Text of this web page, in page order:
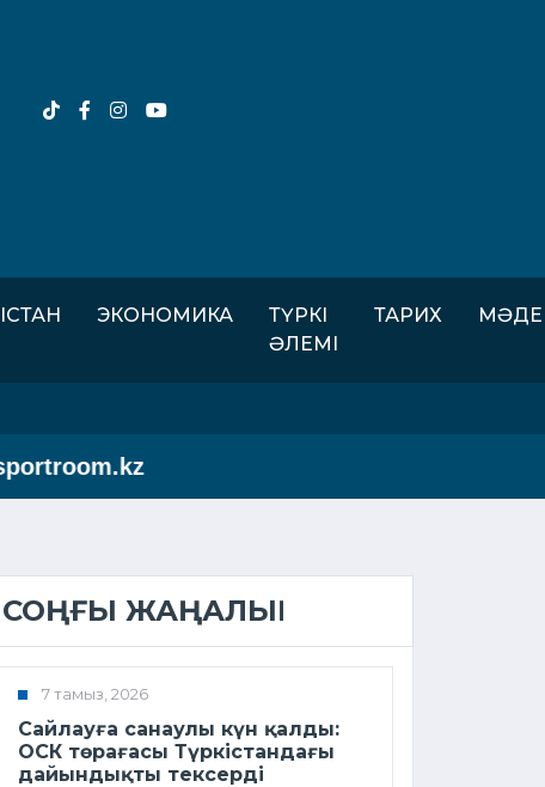
ЭКОНОМИКА
ТҮРКІ
ӘЛЕМІ
ТАРИХ
СОҢҒЫ ЖАҢАЛЫҚ
7 тамыз, 2026
Сайлауға санаулы күн қалды:
ОСК төрағасы Түркістандағы
дайындықты тексерді